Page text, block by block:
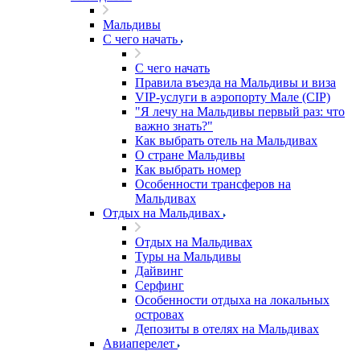
Мальдивы
С чего начать
С чего начать
Правила въезда на Мальдивы и виза
VIP-услуги в аэропорту Мале (CIP)
"Я лечу на Мальдивы первый раз: что
важно знать?"
Как выбрать отель на Мальдивах
О стране Мальдивы
Как выбрать номер
Особенности трансферов на
Мальдивах
Отдых на Мальдивах
Отдых на Мальдивах
Туры на Мальдивы
Дайвинг
Серфинг
Особенности отдыха на локальных
островах
Депозиты в отелях на Мальдивах
Авиаперелет